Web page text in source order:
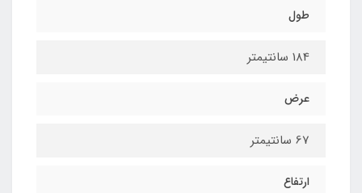
طول
184 سانتیمتر
عرض
67 سانتیمتر
ارتفاع